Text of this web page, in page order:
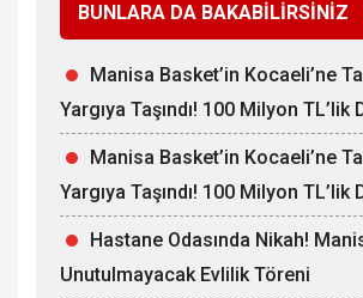
BUNLARA DA BAKABİLİRSİNİZ
Manisa Basket’in Kocaeli’ne
Yargıya Taşındı! 100 Milyon TL’lik
Manisa Basket’in Kocaeli’ne
Yargıya Taşındı! 100 Milyon TL’lik
Hastane Odasında Nikah!
Unutulmayacak Evlilik Töreni